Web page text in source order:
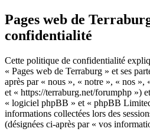
Pages web de
confidentialité
Cette politique de confidentialité
« Pages web de Terraburg » et ses
après par « nous », « notre », « nos »,
et « https://terraburg.net/forumphp »)
« logiciel phpBB » et « phpBB
informations collectées lors des
(désignées ci-après par « vos